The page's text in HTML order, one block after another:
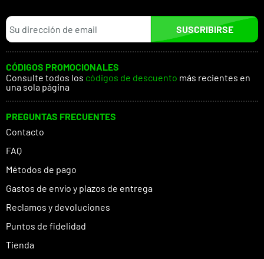
SUSCRIBIRSE
CÓDIGOS PROMOCIONALES
Consulte todos los códigos de descuento más recientes en
una sola página
PREGUNTAS FRECUENTES
Contacto
FAQ
Métodos de pago
Gastos de envío y plazos de entrega
Reclamos y devoluciones
Puntos de fidelidad
Tienda